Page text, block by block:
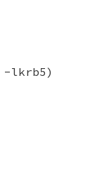
-lkrb5)